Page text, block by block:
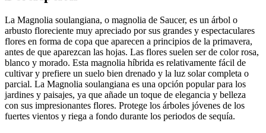
La Magnolia soulangiana, o magnolia de Saucer, es un árbol o
arbusto floreciente muy apreciado por sus grandes y espectaculares
flores en forma de copa que aparecen a principios de la primavera,
antes de que aparezcan las hojas. Las flores suelen ser de color rosa,
blanco y morado. Esta magnolia híbrida es relativamente fácil de
cultivar y prefiere un suelo bien drenado y la luz solar completa o
parcial. La Magnolia soulangiana es una opción popular para los
jardines y paisajes, ya que añade un toque de elegancia y belleza
con sus impresionantes flores. Protege los árboles jóvenes de los
fuertes vientos y riega a fondo durante los periodos de sequía.